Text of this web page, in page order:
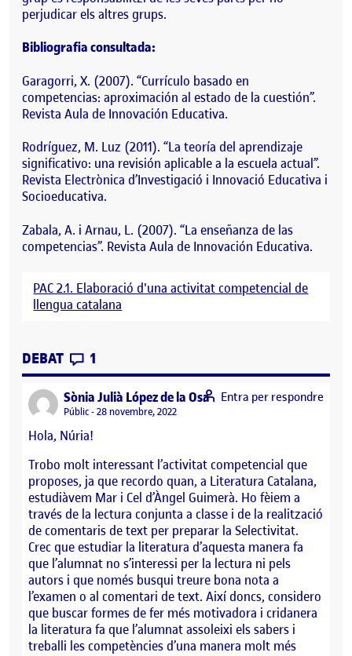
perjudicar els altres grups.
Bibliografia consultada:
Garagorri, X. (2007). “Currículo basado en
competencias: aproximación al estado de la cuestión”.
Revista Aula de Innovación Educativa.
Rodríguez, M. Luz (2011). “La teoría del aprendizaje
significativo: una revisión aplicable a la escuela actual”.
Revista Electrònica d’Investigació i Innovació Educativa i
Socioeducativa.
Zabala, A. i Arnau, L. (2007). “La enseñanza de las
competencias”. Revista Aula de Innovación Educativa.
PAC 2.1. Elaboració d'una activitat competencial de
llengua catalana
DEBAT CONTRIBUTIONS
1
Sònia Julià López de la Osasays:
Visibilitat:
Públic 28 novembre, 2022
Hola, Núria!
Trobo molt interessant l’activitat competencial que
proposes, ja que recordo quan, a Literatura Catalana,
estudiàvem Mar i Cel d’Àngel Guimerà. Ho fèiem a
través de la lectura conjunta a classe i de la realització
de comentaris de text per preparar la Selectivitat.
Crec que estudiar la literatura d’aquesta manera fa
que l’alumnat no s’interessi per la lectura ni pels
autors i que només busqui treure bona nota a
l’examen o al comentari de text. Així doncs, considero
que buscar formes de fer més motivadora i cridanera
la literatura fa que l’alumnat assoleixi els sabers i
treballi les competències d’una manera molt més
Entra per respondre